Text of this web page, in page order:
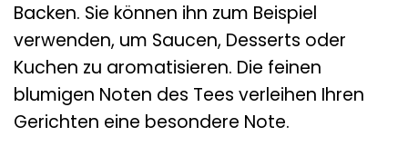
Backen. Sie können ihn zum Beispiel
verwenden, um Saucen, Desserts oder
Kuchen zu aromatisieren. Die feinen
blumigen Noten des Tees verleihen Ihren
Gerichten eine besondere Note.